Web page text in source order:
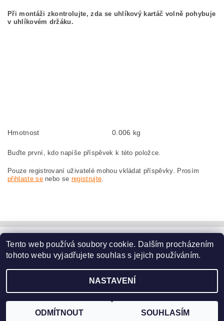
Při montáži zkontrolujte, zda se uhlíkový kartáč volně pohybuje
v uhlíkovém držáku.
Hmotnost 0.006 kg
Buďte první, kdo napíše příspěvek k této položce.
Pouze registrovaní uživatelé mohou vkládat příspěvky. Prosím
přihlaste senebo se registrujte.
www.dodilny.cz
www.nahradni-uhliky.cz, všechna práva vyhrazena
cookies
Tento web používá soubory cookie. Dalším procházením
tohoto webu vyjadřujete souhlas s jejich používáním.
NASTAVENÍ
ODMÍTNOUT SOUHLASÍM